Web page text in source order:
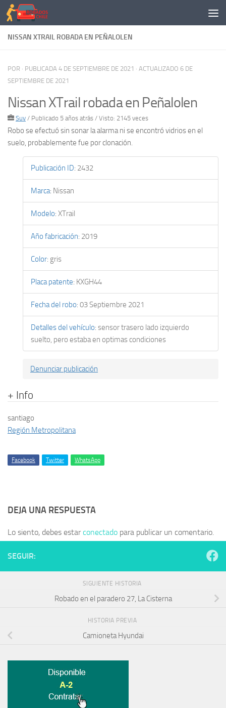
Saltar al contenido
NISSAN XTRAIL ROBADA EN PEÑALOLEN
POR · PUBLICADA 4 DE SEPTIEMBRE DE 2021 · ACTUALIZADO 6 DE
SEPTIEMBRE DE 2021
Nissan XTrail robada en Peñalolen
Suv / Publicado 5 años atrás / Visto: 2145 veces
Robo se efectuó sin sonar la alarma ni se encontró vidrios en el
suelo, probablemente fue por clonación.
Publicación ID: 2432
Marca: Nissan
Modelo: XTrail
Año fabricación: 2019
Color: gris
Placa patente: KXGH44
Fecha del robo: 03 Septiembre 2021
Detalles del vehículo: sensor trasero lado izquierdo
suelto, pero estaba en optimas condiciones
Denunciar publicación
+ Info
santiago
Región Metropolitana
Facebook Twitter WhatsApp
DEJA UNA RESPUESTA
Lo siento, debes estarconectado para publicar un comentario.
SEGUIR:
SIGUIENTE HISTORIA
Robado en el paradero 27, La Cisterna
HISTORIA PREVIA
Camioneta Hyundai